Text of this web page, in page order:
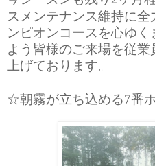
スメンテナンス維持に
ンピオンコースを心ゆ
よう皆様のご来場を従
上げております。
☆朝霧が立ち込める7番